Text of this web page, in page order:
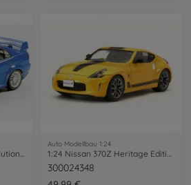
Auto Modellbau 1:24
300024348